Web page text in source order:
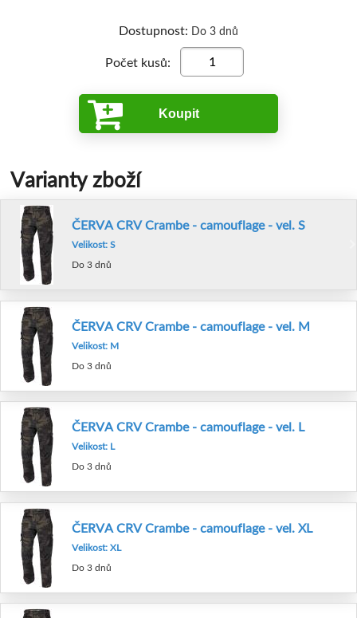
Dostupnost: Do 3 dnů
Počet kusů:
Koupit
Varianty zboží
ČERVA CRV Crambe - camouflage - vel. S
Velikost: S
Do 3 dnů
ČERVA CRV Crambe - camouflage - vel. M
Velikost: M
Do 3 dnů
ČERVA CRV Crambe - camouflage - vel. L
Velikost: L
Do 3 dnů
ČERVA CRV Crambe - camouflage - vel. XL
Velikost: XL
Do 3 dnů